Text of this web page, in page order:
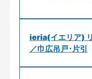
ieria(イエリア)
／巾広吊戸･片引